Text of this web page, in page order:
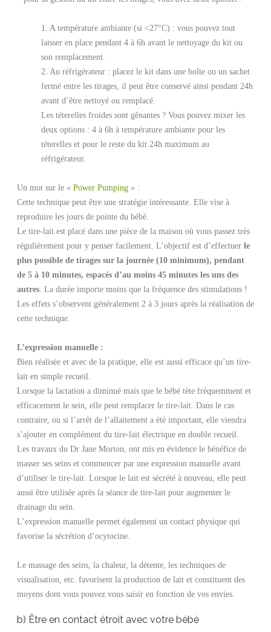
1. A température ambiante (si <27°C) : vous pouvez tout
laisser en place pendant 4 à 6h avant le nettoyage du kit ou
son remplacement.
2. Au réfrigérateur : placez le kit dans une boîte ou un sachet
fermé entre les tirages, il peut être conservé ainsi pendant 24h
avant d’être nettoyé ou remplacé.
Les téterelles froides sont gênantes ? Vous pouvez mixer les
deux options : 4 à 6h à température ambiante pour les
téterelles et pour le reste du kit 24h maximum au
réfrigérateur.
Un mot sur le « Power Pumping» :
Cette technique peut être une stratégie intéressante. Elle vise à
reproduire les jours de pointe du bébé.
Le tire-lait est placé dans une pièce de la maison où vous passez très
régulièrement pour y penser facilement. L’objectif est d’effectuer le
plus possible de tirages sur la journée (10 minimum), pendant
de 5 à 10 minutes, espacés d’au moins 45 minutes les uns des
autres. La durée importe moins que la fréquence des stimulations !
Les effets s’observent généralement 2 à 3 jours après la réalisation de
cette technique.
L’expression manuelle :
Bien réalisée et avec de la pratique, elle est aussi efficace qu’un tire-
lait en simple recueil.
Lorsque la lactation a diminué mais que le bébé tète fréquemment et
efficacement le sein, elle peut remplacer le tire-lait. Dans le cas
contraire, ou si l’arrêt de l’allaitement a été important, elle viendra
s’ajouter en complément du tire-lait électrique en double recueil.
Les travaux du Dr Jane Morton, ont mis en évidence le bénéfice de
masser ses seins et commencer par une expression manuelle avant
d’utiliser le tire-lait. Lorsque le lait est sécrété à nouveau, elle peut
aussi être utilisée après la séance de tire-lait pour augmenter le
drainage du sein.
L’expression manuelle permet également un contact physique qui
favorise la sécrétion d’ocytocine.
Le massage des seins, la chaleur, la détente, les techniques de
visualisation, etc. favorisent la production de lait et constituent des
moyens dont vous pouvez vous saisir en fonction de vos envies.
b) Être en contact étroit avec votre bébé